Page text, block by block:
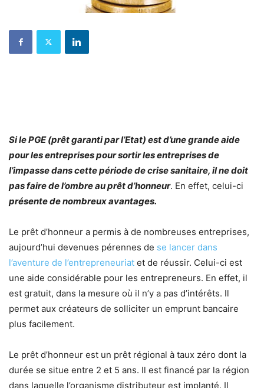
Si le PGE (prêt garanti par l’Etat) est d’une grande aide
pour les entreprises pour sortir les entreprises de
l’impasse dans cette période de crise sanitaire, il ne doit
pas faire de l’ombre au prêt d’honneur. En effet, celui-ci
présente de nombreux avantages.
Le prêt d’honneur a permis à de nombreuses entreprises,
aujourd’hui devenues pérennes de se lancer dans
l’aventure de l’entrepreneuriat et de réussir. Celui-ci est
une aide considérable pour les entrepreneurs. En effet, il
est gratuit, dans la mesure où il n’y a pas d’intérêts. Il
permet aux créateurs de solliciter un emprunt bancaire
plus facilement.
Le prêt d’honneur est un prêt régional à taux zéro dont la
durée se situe entre 2 et 5 ans. Il est financé par la région
dans laquelle l’organisme distributeur est implanté. Il